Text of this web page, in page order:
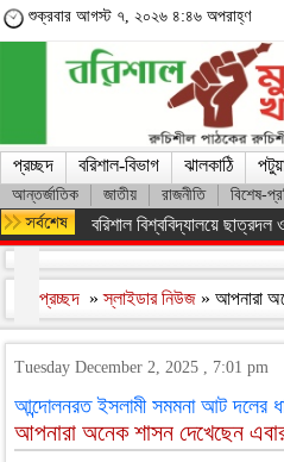
শুক্রবার আগস্ট ৭, ২০২৬ ৪:৪৬ অপরাহ্ণ
প্রচ্ছদ বরিশাল-বিভাগ ঝালকাঠি
আন্তর্জাতিক জাতীয় রাজনীতি বিশেষ-
বরিশাল বিশ্ববিদ্যালয়ে ছাত্রদল ও
প্রচ্ছদ »স্লাইডার নিউজ » আপনারা
Tuesday December 2, 2025 , 7:01 pm
আন্দোলনরত ইসলামী সমমনা আট দলের
আপনারা অনেক শাসন দেখেছেন